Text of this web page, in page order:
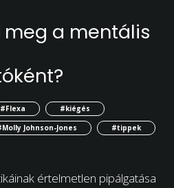
meg a mentális
#Flexa
#kiégés
Johnson-Jones
#tippek
értelmetlen pipálgatása